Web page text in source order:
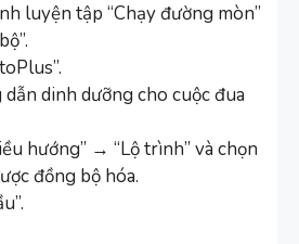
luyện tập “Chạy đường mòn”
dinh dưỡng cho cuộc đua
hướng” → “Lộ trình” và chọn
đồng bộ hóa.